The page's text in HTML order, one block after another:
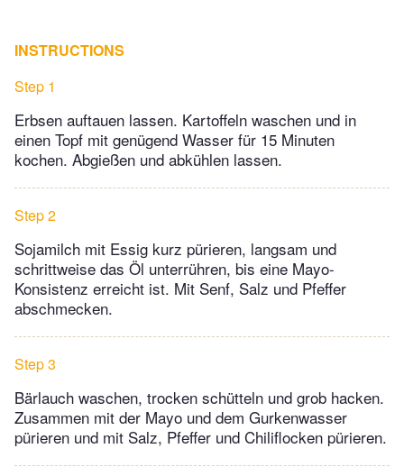
INSTRUCTIONS
Step 1
Erbsen auftauen lassen. Kartoffeln waschen und in
einen Topf mit genügend Wasser für 15 Minuten
kochen. Abgießen und abkühlen lassen.
Step 2
Sojamilch mit Essig kurz pürieren, langsam und
schrittweise das Öl unterrühren, bis eine Mayo-
Konsistenz erreicht ist. Mit Senf, Salz und Pfeffer
abschmecken.
Step 3
Bärlauch waschen, trocken schütteln und grob hacken.
Zusammen mit der Mayo und dem Gurkenwasser
pürieren und mit Salz, Pfeffer und Chiliflocken pürieren.